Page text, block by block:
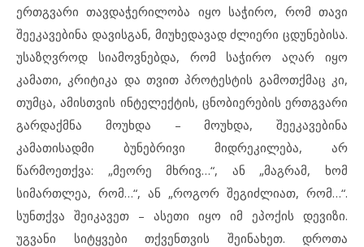
ერთგვარი თავდაჭერილობა იყო საჭირო, რომ თავი
შეეკავებინა დავისგან, მიუხედავად ძლიერი ცდუნებისა.
უსაზღვროდ სიამოვნებდა, რომ საჭირო აღარ იყო
კამათი, კრიტიკა და თვით პროტესტის გამოთქმაც კი,
თუმცა, ამისთვის ინტელექტის, ცნობიერების ერთგვარი
გარდაქმნა მოუხდა – მოუხდა, შეეკავებინა
კამათისადმი ბუნებრივი მიდრეკილება, არ
წარმოეთქვა: „მეორე მხრივ…“, ან „მაგრამ, ხომ
სიმართლეა, რომ…“, ან „როგორ შეგიძლიათ, რომ…“.
სუნთქვა შეიკავეთ – ასეთი იყო იმ ეპოქის დევიზი.
უგვანი სიტყვები თქვენთვის შეინახეთ. დროთა